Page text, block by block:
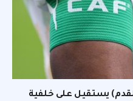
القدم) يستقيل على خلفية